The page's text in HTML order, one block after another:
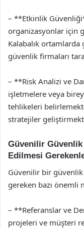
– **Etkinlik
organizasyonlar için
Kalabalık
güvenlik firmaları
– **Risk Analizi ve
işletmelere veya
tehlikeleri
stratejiler
Güvenilir Güvenlik
Edilmesi
Güvenilir bir
gereken bazı önemli
– **Referanslar ve
projeleri ve müşteri